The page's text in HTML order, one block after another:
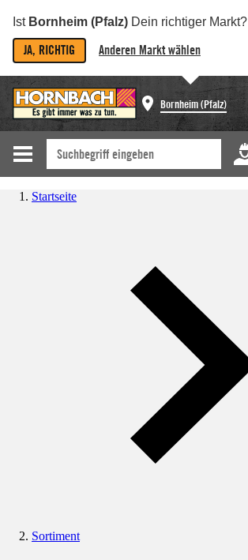
Ist Bornheim (Pfalz) Dein richtiger Markt?
JA, RICHTIG Anderen Markt wählen
Bornheim (Pfalz)
Startseite
Sortiment